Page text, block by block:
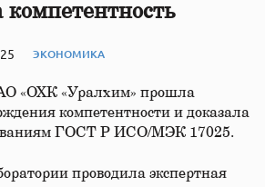
компетентность
ЭКОНОМИКА
«ОХК «Уралхим» прошла
компетентности и доказала
ГОСТ Р ИСО/МЭК 17025.
проводила экспертная